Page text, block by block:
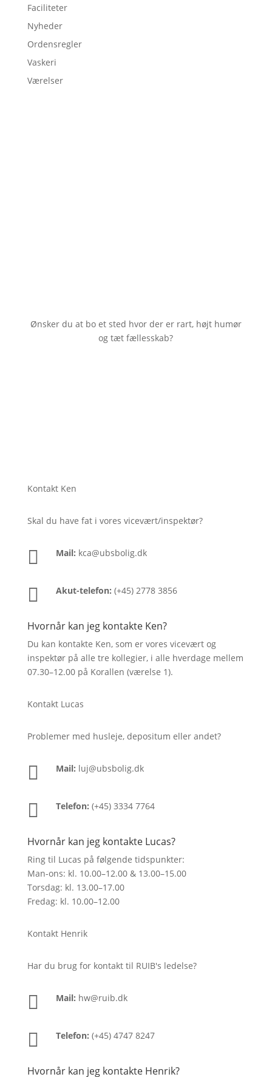
Faciliteter
Nyheder
Ordensregler
Vaskeri
Værelser
Ønsker du at bo et sted hvor der er rart, højt humør
og tæt fællesskab?
Kontakt Ken
Skal du have fat i vores vicevært/inspektør?
 Mail: kca@ubsbolig.dk
 Akut-telefon: (+45) 2778 3856
Hvornår kan jeg kontakte Ken?
Du kan kontakte Ken, som er vores vicevært og
inspektør på alle tre kollegier, i alle hverdage mellem
07.30–12.00 på Korallen (værelse 1).
Kontakt Lucas
Problemer med husleje, depositum eller andet?
 Mail: luj@ubsbolig.dk
 Telefon: (+45) 3334 7764
Hvornår kan jeg kontakte Lucas?
Ring til Lucas på følgende tidspunkter:
Man-ons: kl. 10.00–12.00 & 13.00–15.00
Torsdag: kl. 13.00–17.00
Fredag: kl. 10.00–12.00
Kontakt Henrik
Har du brug for kontakt til RUIB's ledelse?
 Mail: hw@ruib.dk
 Telefon: (+45) 4747 8247
Hvornår kan jeg kontakte Henrik?